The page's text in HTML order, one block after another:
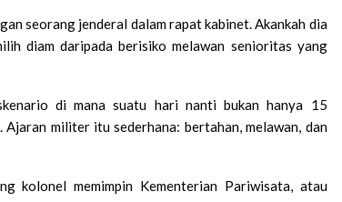
seorang jenderal dalam rapat kabinet. Akankah dia
diam daripada berisiko melawan senioritas yang
di mana suatu hari nanti bukan hanya 15
militer itu sederhana: bertahan, melawan, dan
kolonel memimpin Kementerian Pariwisata, atau